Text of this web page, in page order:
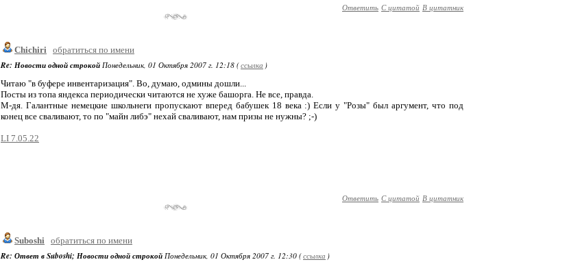
Ответить С цитатой В цитатник
Chichiri обратиться по имени
Re: Новости одной строкой Понедельник, 01 Октября 2007 г. 12:18 (ссылка )
Читаю "в буфере инвентаризация". Во, думаю, одмины дошли...
Посты из топа яндекса периодически читаются не хуже башорга. Не все, правда.
М-дя. Галантные немецкие школьнеги пропускают вперед бабушек 18 века :) Если у "Розы" был аргумент, что под
конец все сваливают, то по "майн либэ" нехай сваливают, нам призы не нужны? ;-)
LI 7.05.22
Ответить С цитатой В цитатник
Suboshi обратиться по имени
Re: Ответ в Suboshi; Новости одной строкой Понедельник, 01 Октября 2007 г. 12:30 (ссылка )